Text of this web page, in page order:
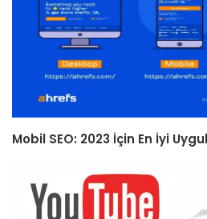
Mobil SEO: 2023 İçin En İyi